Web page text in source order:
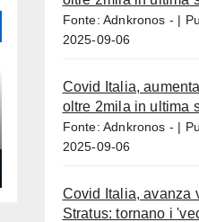
Fonte: Adnkronos -
2025-09-06
Covid Italia,
oltre 2mila in ultima
Fonte: Adnkronos -
2025-09-06
Covid Italia, avanza
Stratus: tornano i